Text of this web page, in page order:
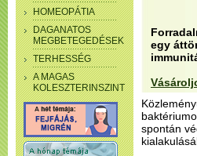
HOMEOPÁTIA
DAGANATOS
MEGBETEGEDÉSEK
TERHESSÉG
A MAGAS
KOLESZTERINSZINT
egy
spontán